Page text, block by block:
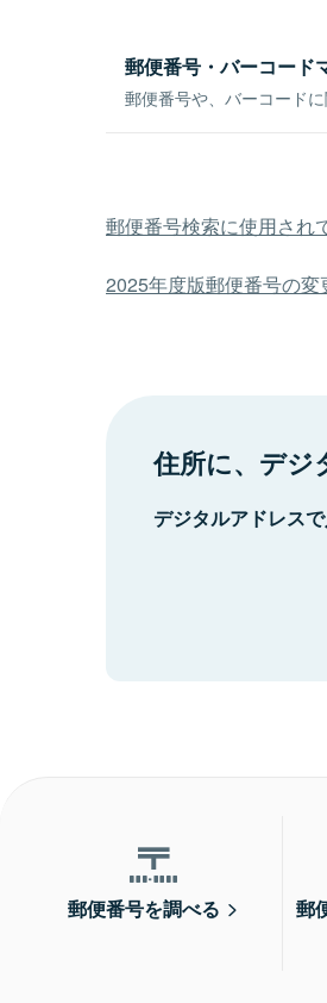
郵便番号・バーコード
郵便番号や、バーコード
郵便番号検索に使用され
2025年度版郵便番号の変
住所に、デジ
デジタルアドレス
郵便番号を調べる
郵